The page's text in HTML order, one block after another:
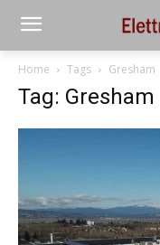
Home Tags Gresham
Tag: Gresham